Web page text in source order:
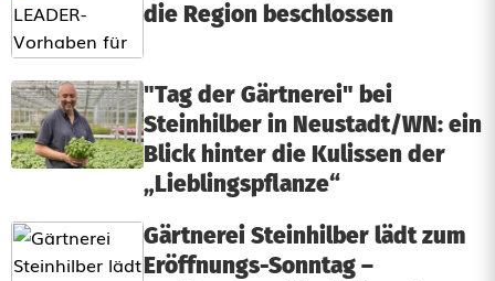
die Region beschlossen
"Tag der Gärtnerei" bei
Steinhilber in Neustadt/WN: ein
Blick hinter die Kulissen der
„Lieblingspflanze“
Gärtnerei Steinhilber lädt zum
Eröffnungs-Sonntag –